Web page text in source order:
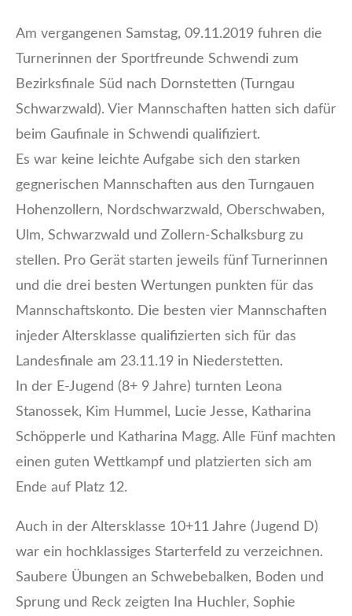
Am vergangenen Samstag, 09.11.2019 fuhren die
Turnerinnen der Sportfreunde Schwendi zum
Bezirksfinale Süd nach Dornstetten (Turngau
Schwarzwald). Vier Mannschaften hatten sich dafür
beim Gaufinale in Schwendi qualifiziert.
Es war keine leichte Aufgabe sich den starken
gegnerischen Mannschaften aus den Turngauen
Hohenzollern, Nordschwarzwald, Oberschwaben,
Ulm, Schwarzwald und Zollern-Schalksburg zu
stellen. Pro Gerät starten jeweils fünf Turnerinnen
und die drei besten Wertungen punkten für das
Mannschaftskonto. Die besten vier Mannschaften
injeder Altersklasse qualifizierten sich für das
Landesfinale am 23.11.19 in Niederstetten.
In der E-Jugend (8+ 9 Jahre) turnten Leona
Stanossek, Kim Hummel, Lucie Jesse, Katharina
Schöpperle und Katharina Magg. Alle Fünf machten
einen guten Wettkampf und platzierten sich am
Ende auf Platz 12.
Auch in der Altersklasse 10+11 Jahre (Jugend D)
war ein hochklassiges Starterfeld zu verzeichnen.
Saubere Übungen an Schwebebalken, Boden und
Sprung und Reck zeigten Ina Huchler, Sophie